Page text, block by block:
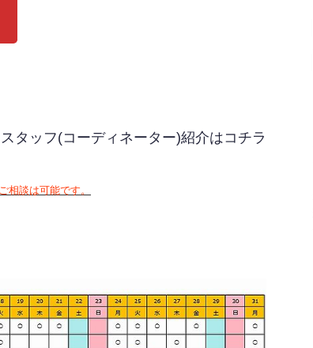
スタッフ(コーディネーター)紹介はコチラ
談は可能です。